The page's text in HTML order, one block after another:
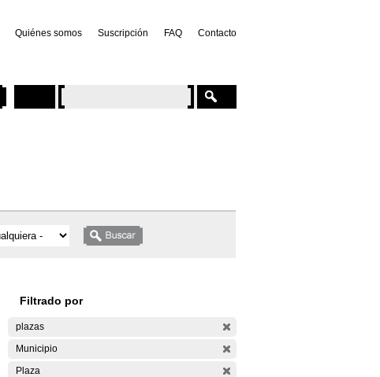
Quiénes somos Suscripción FAQ Contacto
Filtrado por
plazas
Municipio
Plaza